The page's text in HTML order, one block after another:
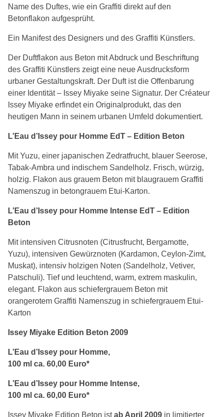
Name des Duftes, wie ein Graffiti direkt auf den
Betonflakon aufgesprüht.
Ein Manifest des Designers und des Graffiti Künstlers.
Der Duftflakon aus Beton mit Abdruck und Beschriftung
des Graffiti Künstlers zeigt eine neue Ausdrucksform
urbaner Gestaltungskraft. Der Duft ist die Offenbarung
einer Identität – Issey Miyake seine Signatur. Der Créateur
Issey Miyake erfindet ein Originalprodukt, das den
heutigen Mann in seinem urbanen Umfeld dokumentiert.
L’Eau d’Issey pour Homme EdT – Edition Beton
Mit Yuzu, einer japanischen Zedratfrucht, blauer Seerose,
Tabak-Ambra und indischem Sandelholz. Frisch, würzig,
holzig. Flakon aus grauem Beton mit blaugrauem Graffiti
Namenszug in betongrauem Etui-Karton.
L’Eau d’Issey pour Homme Intense EdT – Edition
Beton
Mit intensiven Citrusnoten (Citrusfrucht, Bergamotte,
Yuzu), intensiven Gewürznoten (Kardamon, Ceylon-Zimt,
Muskat), intensiv holzigen Noten (Sandelholz, Vetiver,
Patschuli). Tief und leuchtend, warm, extrem maskulin,
elegant. Flakon aus schiefergrauem Beton mit
orangerotem Graffiti Namenszug in schiefergrauem Etui-
Karton
Issey Miyake Edition Beton 2009
L’Eau d’Issey pour Homme,
100 ml ca. 60,00 Euro*
L’Eau d’Issey pour Homme Intense,
100 ml ca. 60,00 Euro*
Issey Miyake Edition Beton istab April 2009 in limitierter